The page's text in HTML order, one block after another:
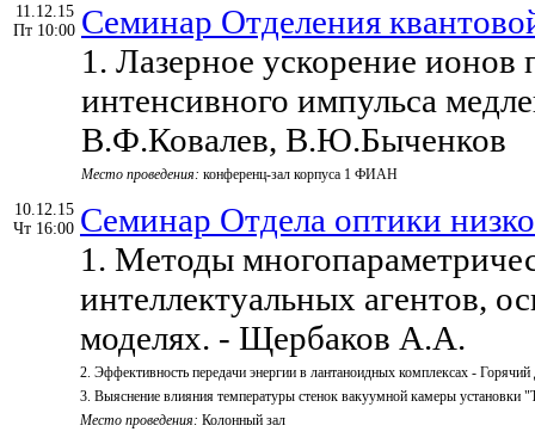
11.12.15
Пт 10:00 Семинар Отделения
1. Лазерное ускорение
интенсивного импульса
В.Ф.Ковалев, В.Ю.Быченков
Место проведения: конференц-зал корпуса 1 ФИАН
10.12.15
Чт 16:00 Семинар Отдела оптики
1. Методы
интеллектуальных агентов,
моделях. - Щербаков А.А.
2. Эффективность передачи энергии в лантаноидных комплексах -
3. Выяснение влияния температуры стенок вакуумной камеры
Место проведения: Колонный зал